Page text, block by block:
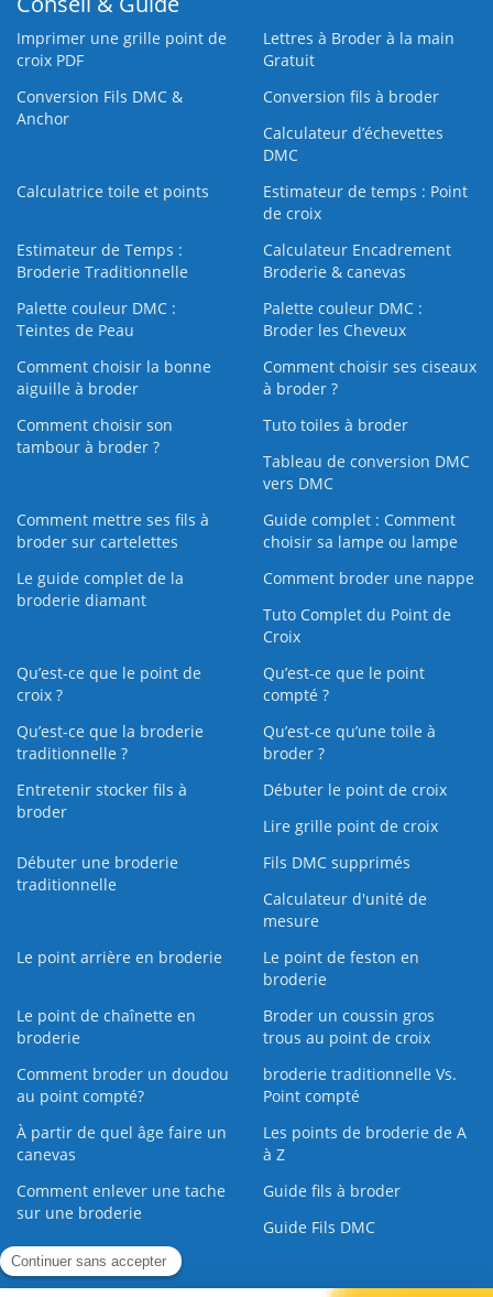
Imprimer une grille point de
croix PDF
Lettres à Broder à la main
Gratuit
Conversion Fils DMC &
Anchor
Conversion fils à broder
Calculateur d’échevettes
DMC
Calculatrice toile et points
Estimateur de temps : Point
de croix
Estimateur de Temps :
Broderie Traditionnelle
Calculateur Encadrement
Broderie & canevas
Palette couleur DMC :
Teintes de Peau
Palette couleur DMC :
Broder les Cheveux
Comment choisir la bonne
aiguille à broder
Comment choisir ses ciseaux
à broder ?
Comment choisir son
tambour à broder ?
Tuto toiles à broder
Tableau de conversion DMC
vers DMC
Comment mettre ses fils à
broder sur cartelettes
Guide complet : Comment
choisir sa lampe ou lampe
Le guide complet de la
broderie diamant
Comment broder une nappe
Tuto Complet du Point de
Croix
Qu’est-ce que le point de
croix ?
Qu’est-ce que le point
compté ?
Qu’est-ce que la broderie
traditionnelle ?
Qu’est‑ce qu’une toile à
broder ?
Entretenir stocker fils à
broder
Débuter le point de croix
Lire grille point de croix
Débuter une broderie
traditionnelle
Fils DMC supprimés
Calculateur d'unité de
mesure
Le point arrière en broderie
Le point de feston en
broderie
Le point de chaînette en
broderie
Broder un coussin gros
trous au point de croix
Comment broder un doudou
au point compté?
broderie traditionnelle Vs.
Point compté
À partir de quel âge faire un
canevas
Les points de broderie de A
à Z
Comment enlever une tache
sur une broderie
Guide fils à broder
Guide Fils DMC
Guide de la Broderie